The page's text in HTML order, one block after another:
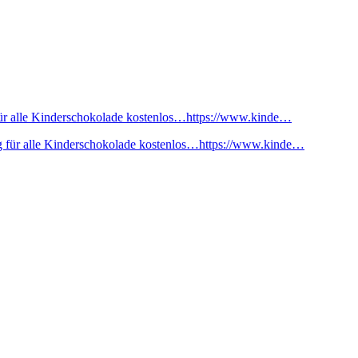
alle Kinderschokolade kostenlos…https://www.kinde…
für alle Kinderschokolade kostenlos…https://www.kinde…